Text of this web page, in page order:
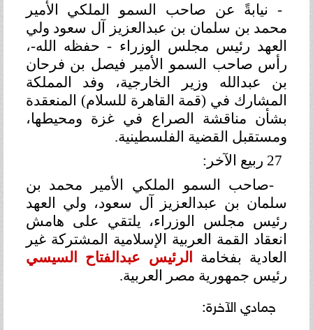
-
نيابةً عن صاحب السمو الملكي الأمير
محمد بن سلمان بن عبدالعزيز آل سعود ولي
العهد رئيس مجلس الوزراء - حفظه الله-،
رأس صاحب السمو الأمير فيصل بن فرحان
بن عبدالله وزير الخارجية، وفد المملكة
المشارك في (قمة القاهرة للسلام) المنعقدة
بشأن مناقشة الصراع في غزة ومحيطها،
ومستقبل القضية الفلسطينية.
27 ربيع الآخر:
-صاحب السمو الملكي الأمير محمد بن
سلمان بن عبدالعزيز آل سعود، ولي العهد
رئيس مجلس الوزراء، يلتقي على هامش
انعقاد القمة العربية الإسلامية المشتركة غير
العادية بفخامة
الرئيس عبدالفتاح السيسي
رئيس جمهورية مصر العربية.
جمادي الآخرة: